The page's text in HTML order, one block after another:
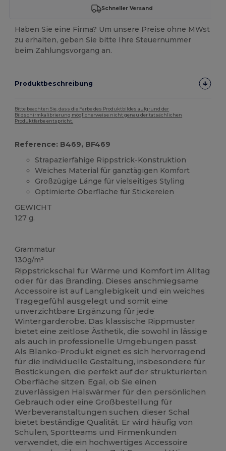
Schneller Versand
Haben Sie eine Firma? Um unsere Preise ohne MWst
zu erhalten, geben Sie bitte Ihre Steuernummer
beim Zahlungsvorgang an.
Produktbeschreibung
Bitte beachten Sie, dass die Farbe des Produktbildes aufgrund der
Bildschirmkalibrierung möglicherweise nicht genau der tatsächlichen
Produktfarbe entspricht.
Reference: B469, BF469
Strapazierfähige Rippstrick-Konstruktion
Weiches Material für ganztägigen Komfort
Großzügige Länge für vielseitiges Styling
Optimierte Oberfläche für Stickereien
GEWICHT
127 g.
Grammatur
130g/m²
Rippstrickschal für Wärme und Komfort im Alltag
oder für das Branding. Dieses anschmiegsame
Accessoire ist auf Langlebigkeit und ein weiches
Tragegefühl ausgelegt und somit eine
unverzichtbare Ergänzung für jede
Wintergarderobe. Das klassische Rippmuster
bietet eine zeitlose Ästhetik, die sowohl in lässige
als auch in professionelle Umgebungen passt.
Als Blanko-Produkt eignet es sich hervorragend
für die individuelle Gestaltung, insbesondere für
Bestickungen, die perfekt auf der strukturierten
Oberfläche sitzen. Egal, ob Sie einen
zuverlässigen Halswärmer für den persönlichen
Gebrauch oder eine Großbestellung für
Werbeveranstaltungen suchen, dieser Schal
bietet beständige Qualität. Er wird häufig von
Schulen, Sportteams und Firmenkunden
verwendet, die ein hochwertiges Accessoire